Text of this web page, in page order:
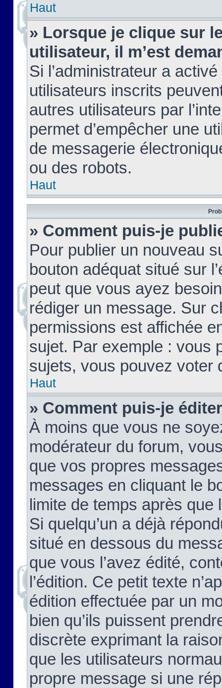
Haut
» Lorsque je clique sur
utilisateur, il m’est
Si l’administrateur a
utilisateurs inscrits
autres utilisateurs par
permet d’empêcher une
de messagerie
ou des robots.
Haut
» Comment puis-je
Pour publier un nouveau
bouton adéquat situé sur
peut que vous ayez
rédiger un message. Sur
permissions est affichée
sujet. Par exemple : vous
sujets, vous pouvez voter
Haut
» Comment puis-je
À moins que vous ne
modérateur du forum,
que vos propres
messages en cliquant le
limite de temps après que
Si quelqu’un a déjà
situé en dessous du
que vous l’avez édité,
l’édition. Ce petit texte
édition effectuée par un
bien qu’ils puissent
discrète exprimant la
que les utilisateurs
propre message si une